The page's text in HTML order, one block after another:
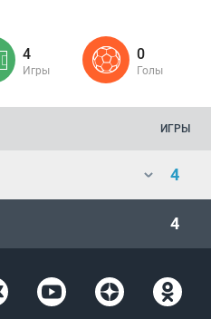
4
Игры
0
Голы
ИГРЫ
4
4